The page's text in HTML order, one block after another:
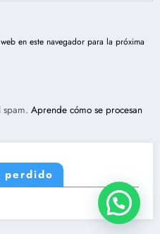
en este navegador para la próxima
spam. Aprende cómo se procesan
perdido